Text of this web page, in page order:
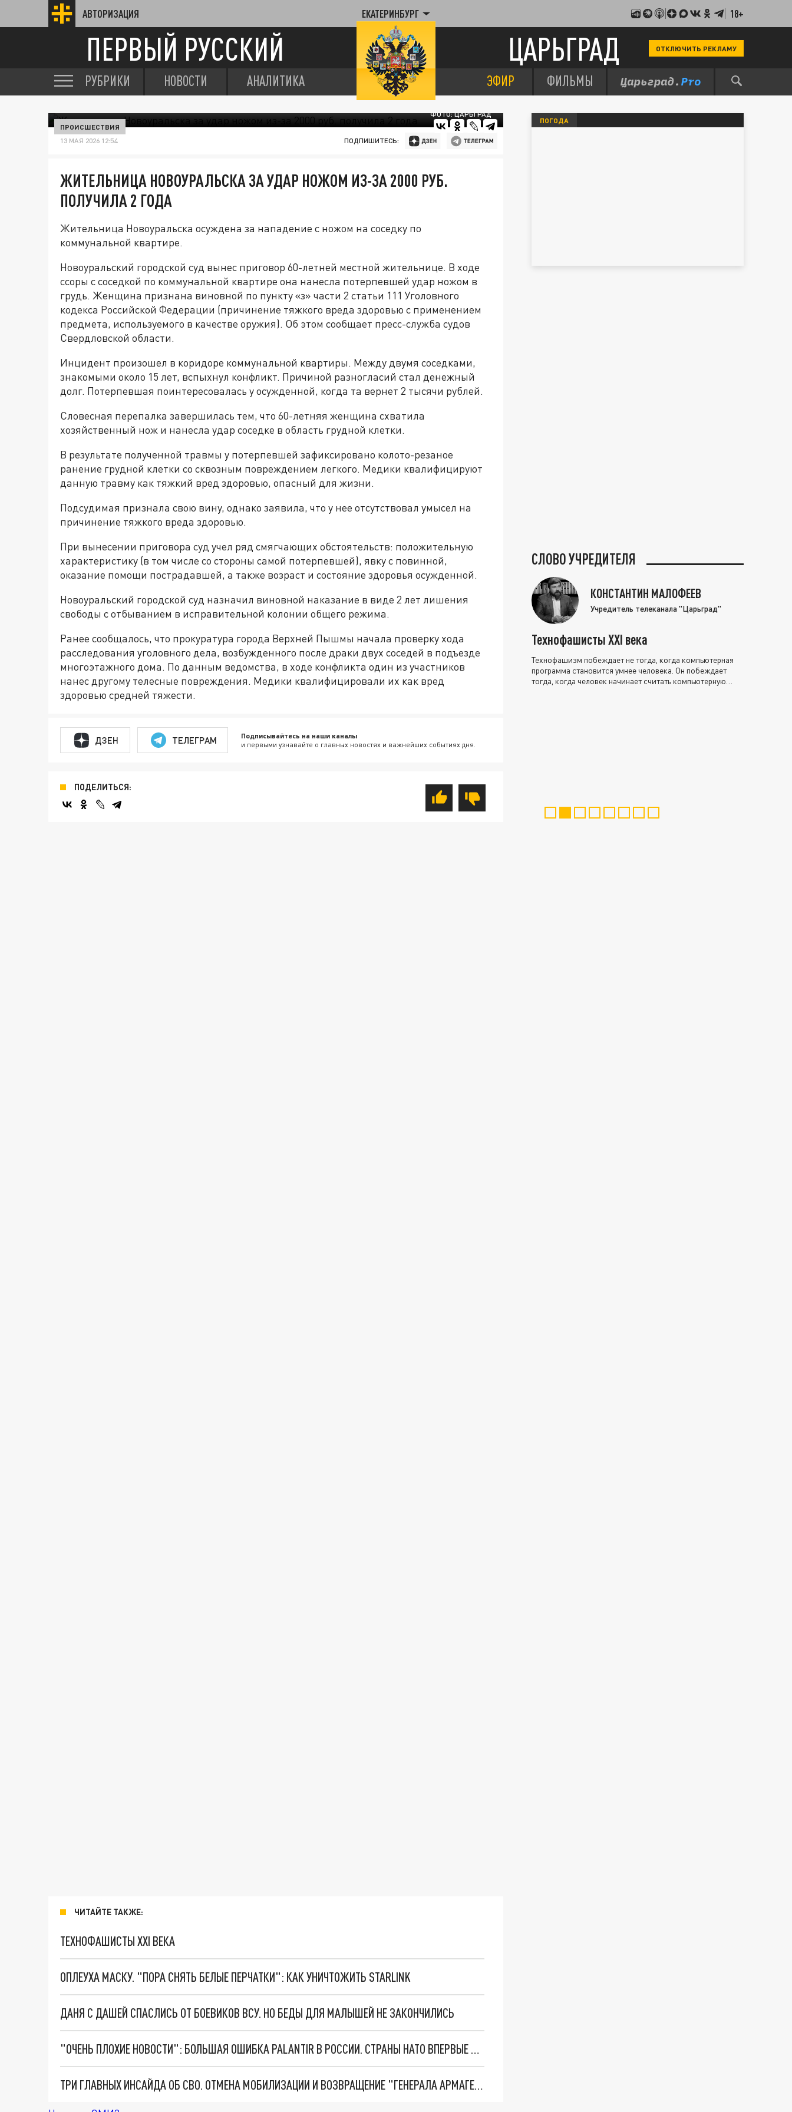
АВТОРИЗАЦИЯ ЕКАТЕРИНБУРГ 18+
ПЕРВЫЙ РУССКИЙ ЦАРЬГРАД ОТКЛЮЧИТЬ РЕКЛАМУ
РУБРИКИ НОВОСТИ АНАЛИТИКА ЭФИР ФИЛЬМЫ
ФОТО: ЦАРЬГРАД
ПРОИСШЕСТВИЯ
13 МАЯ 2026 12:54 ПОДПИШИТЕСЬ:
ЖИТЕЛЬНИЦА НОВОУРАЛЬСКА ЗА УДАР НОЖОМ ИЗ-ЗА 2000 РУБ.
ПОЛУЧИЛА 2 ГОДА
Жительница Новоуральска осуждена за нападение с ножом на соседку по
коммунальной квартире.
Новоуральский городской суд вынес приговор 60-летней местной жительнице. В ходе
ссоры с соседкой по коммунальной квартире она нанесла потерпевшей удар ножом в
грудь. Женщина признана виновной по пункту «з» части 2 статьи 111 Уголовного
кодекса Российской Федерации (причинение тяжкого вреда здоровью с применением
предмета, используемого в качестве оружия). Об этом сообщает пресс-служба судов
Свердловской области.
Инцидент произошел в коридоре коммунальной квартиры. Между двумя соседками,
знакомыми около 15 лет, вспыхнул конфликт. Причиной разногласий стал денежный
долг. Потерпевшая поинтересовалась у осужденной, когда та вернет 2 тысячи рублей.
Словесная перепалка завершилась тем, что 60-летняя женщина схватила
хозяйственный нож и нанесла удар соседке в область грудной клетки.
В результате полученной травмы у потерпевшей зафиксировано колото-резаное
ранение грудной клетки со сквозным повреждением легкого. Медики квалифицируют
данную травму как тяжкий вред здоровью, опасный для жизни.
Подсудимая признала свою вину, однако заявила, что у нее отсутствовал умысел на
причинение тяжкого вреда здоровью.
При вынесении приговора суд учел ряд смягчающих обстоятельств: положительную
характеристику (в том числе со стороны самой потерпевшей), явку с повинной,
оказание помощи пострадавшей, а также возраст и состояние здоровья осужденной.
Новоуральский городской суд назначил виновной наказание в виде 2 лет лишения
свободы с отбыванием в исправительной колонии общего режима.
Ранее сообщалось, что прокуратура города Верхней Пышмы начала проверку хода
расследования уголовного дела, возбужденного после драки двух соседей в подъезде
многоэтажного дома. По данным ведомства, в ходе конфликта один из участников
нанес другому телесные повреждения. Медики квалифицировали их как вред
здоровью средней тяжести.
ДЗЕН ТЕЛЕГРАМ Подписывайтесь на наши каналы
и первыми узнавайте о главных новостях и важнейших событиях дня.
ПОДЕЛИТЬСЯ:
ЧИТАЙТЕ ТАКЖЕ:
ТЕХНОФАШИСТЫ XXI ВЕКА
ОПЛЕУХА МАСКУ. "ПОРА СНЯТЬ БЕЛЫЕ ПЕРЧАТКИ": КАК УНИЧТОЖИТЬ STARLINK
ДАНЯ С ДАШЕЙ СПАСЛИСЬ ОТ БОЕВИКОВ ВСУ. НО БЕДЫ ДЛЯ МАЛЫШЕЙ НЕ ЗАКОНЧИЛИСЬ
"ОЧЕНЬ ПЛОХИЕ НОВОСТИ": БОЛЬШАЯ ОШИБКА PALANTIR В РОССИИ. СТРАНЫ НАТО ВПЕРВЫЕ ЗА СВО ОСТАНОВИЛИ ПОСТАВКИ ОРУЖИЯ. ВСУ ТЕРЯЮТ ПРИГРАНИЧЬЕ?
ТРИ ГЛАВНЫХ ИНСАЙДА ОБ СВО. ОТМЕНА МОБИЛИЗАЦИИ И ВОЗВРАЩЕНИЕ "ГЕНЕРАЛА АРМАГЕДДОНА"? ОТЛИЧНЫЕ НОВОСТИ, КОТОРЫЕ ЖДАЛИ ВСЕ
ПОГОДА
СЛОВО УЧРЕДИТЕЛЯ
КОНСТАНТИН МАЛОФЕЕВ
Учредитель телеканала "Царьград"
Технофашисты XXI века
Технофашизм побеждает не тогда, когда компьютерная
программа становится умнее человека. Он побеждает
тогда, когда человек начинает считать компьютерную